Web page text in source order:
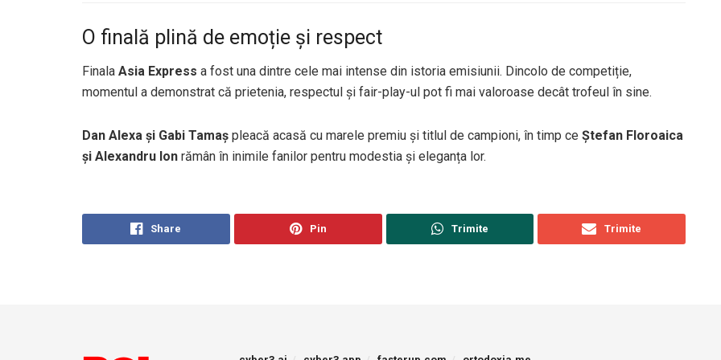
O finală plină de emoție și respect
Finala Asia Express a fost una dintre cele mai intense din istoria emisiunii. Dincolo de competiție,
momentul a demonstrat că prietenia, respectul și fair-play-ul pot fi mai valoroase decât trofeul în sine.
Dan Alexa și Gabi Tamaș pleacă acasă cu marele premiu și titlul de campioni, în timp ce Ștefan Floroaica
și Alexandru Ion rămân în inimile fanilor pentru modestia și eleganța lor.
Share Pin Trimite Trimite